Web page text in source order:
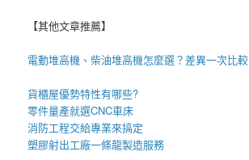
【其他文章推薦】
電動堆高機 、柴油堆高機怎麼選？差異一次比較
貨櫃屋優勢特性有哪些?
零件量產就選CNC車床
消防工程交給專業來搞定
塑膠射出工廠一條龍製造服務